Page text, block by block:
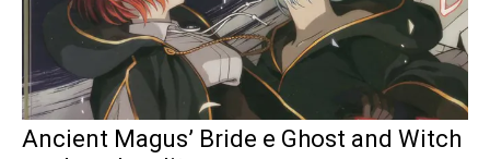
Ancient Magus’ Bride e Ghost and Witch